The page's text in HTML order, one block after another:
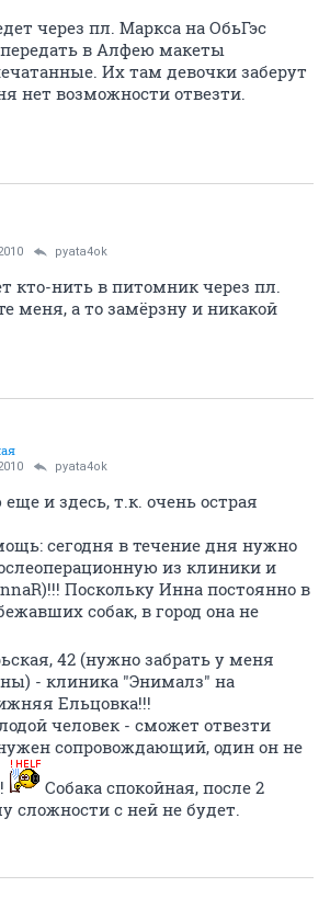
через пл. Маркса на ОбьГэс
в Алфею макеты
Их там девочки заберут
нет возможности отвезти.
pyata4ok
кто-нить в питомник через пл.
меня, а то замёрзну и никакой
pyata4ok
и здесь, т.к. очень острая
сегодня в течение дня нужно
из клиники и
Поскольку Инна постоянно в
собак, в город она не
42 (нужно забрать у меня
- клиника "Энималз" на
Ельцовка!!!
человек - сможет отвезти
сопровождающий, один он не
Собака спокойная, после 2
сложности с ней не будет.